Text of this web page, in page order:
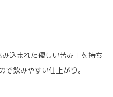
込まれた優しい苦み」を持ち
飲みやすい仕上がり。